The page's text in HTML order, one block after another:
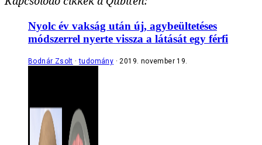
Nyolc év vakság után új, agybeültetéses
módszerrel nyerte vissza a látását egy férfi
Bodnár Zsolt tudomány 2019. november 19.